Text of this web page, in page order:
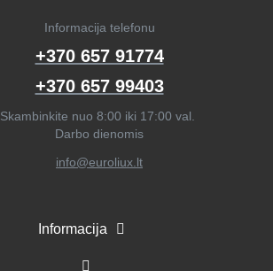
Informacija telefonu
+370 657 91774
+370 657 99403
Skambinkite nuo 8:00 iki 17:00 val.
Darbo dienomis
info@euroliux.lt
Informacija